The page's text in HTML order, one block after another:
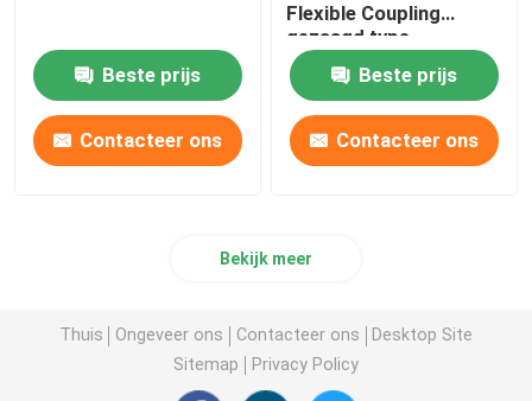
Beste prijs
Contacteer ons
Flexible Coupling
gezaagd type
Uitstekend
elasticiteitseffect
Beste prijs
Contacteer ons
Bekijk meer
Thuis Ongeveer ons Contacteer ons
Desktop Site
Sitemap
Privacy Policy